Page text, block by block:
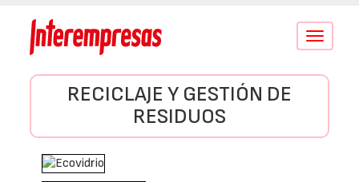
Conmutar
RECICLAJE Y GESTIÓN DE
RESIDUOS